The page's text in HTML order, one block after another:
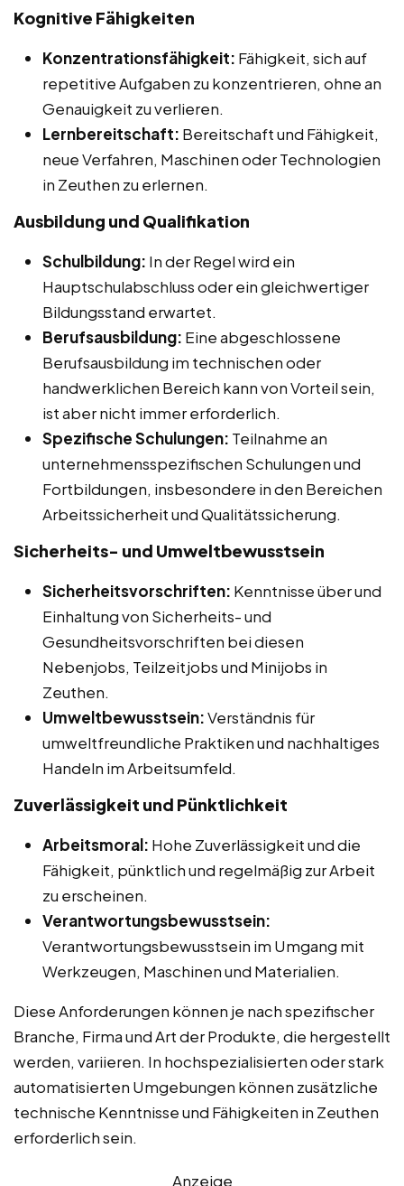
Kognitive Fähigkeiten
Konzentrationsfähigkeit: Fähigkeit, sich auf
repetitive Aufgaben zu konzentrieren, ohne an
Genauigkeit zu verlieren.
Lernbereitschaft: Bereitschaft und Fähigkeit,
neue Verfahren, Maschinen oder Technologien
in Zeuthen zu erlernen.
Ausbildung und Qualifikation
Schulbildung: In der Regel wird ein
Hauptschulabschluss oder ein gleichwertiger
Bildungsstand erwartet.
Berufsausbildung: Eine abgeschlossene
Berufsausbildung im technischen oder
handwerklichen Bereich kann von Vorteil sein,
ist aber nicht immer erforderlich.
Spezifische Schulungen: Teilnahme an
unternehmensspezifischen Schulungen und
Fortbildungen, insbesondere in den Bereichen
Arbeitssicherheit und Qualitätssicherung.
Sicherheits- und Umweltbewusstsein
Sicherheitsvorschriften: Kenntnisse über und
Einhaltung von Sicherheits- und
Gesundheitsvorschriften bei diesen
Nebenjobs, Teilzeitjobs und Minijobs in
Zeuthen.
Umweltbewusstsein:Verständnis für
umweltfreundliche Praktiken und nachhaltiges
Handeln im Arbeitsumfeld.
Zuverlässigkeit und Pünktlichkeit
Arbeitsmoral: Hohe Zuverlässigkeit und die
Fähigkeit, pünktlich und regelmäßig zur Arbeit
zu erscheinen.
Verantwortungsbewusstsein:
Verantwortungsbewusstsein im Umgang mit
Werkzeugen, Maschinen und Materialien.
Diese Anforderungen können je nach spezifischer
Branche, Firma und Art der Produkte, die hergestellt
werden, variieren. In hochspezialisierten oder stark
automatisierten Umgebungen können zusätzliche
technische Kenntnisse und Fähigkeiten in Zeuthen
erforderlich sein.
Anzeige